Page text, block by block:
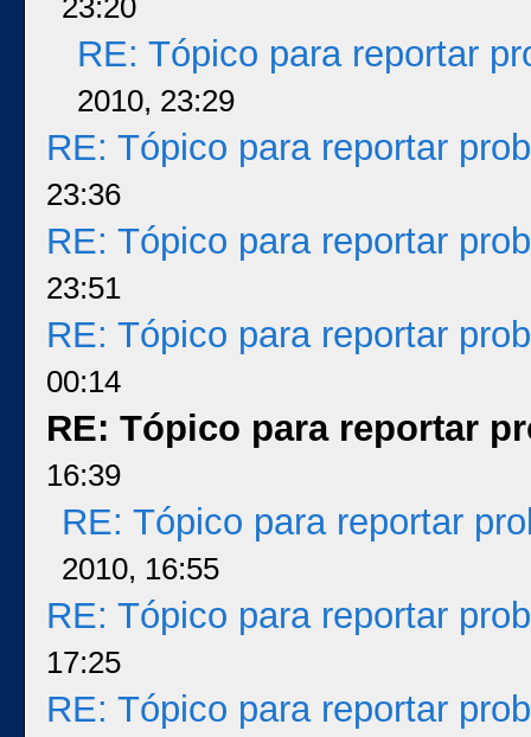
23:20
RE: Tópico para reportar
2010, 23:29
RE: Tópico para reportar
23:36
RE: Tópico para reportar
23:51
RE: Tópico para reportar
00:14
RE: Tópico para reportar
16:39
RE: Tópico para reportar
2010, 16:55
RE: Tópico para reportar
17:25
RE: Tópico para reportar